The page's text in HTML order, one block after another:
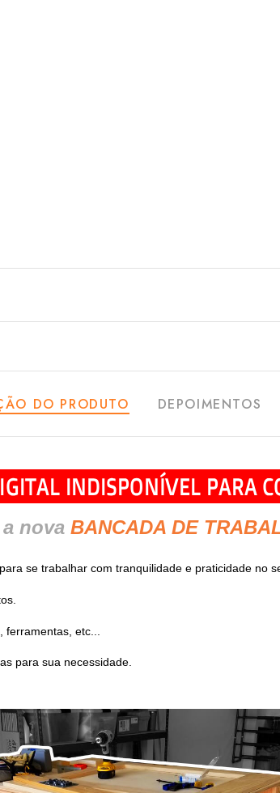
DO PRODUTO DEPOIMENTOS
nova BANCADA DE
se trabalhar com tranquilidade e praticidade no
etc...
para sua necessidade.